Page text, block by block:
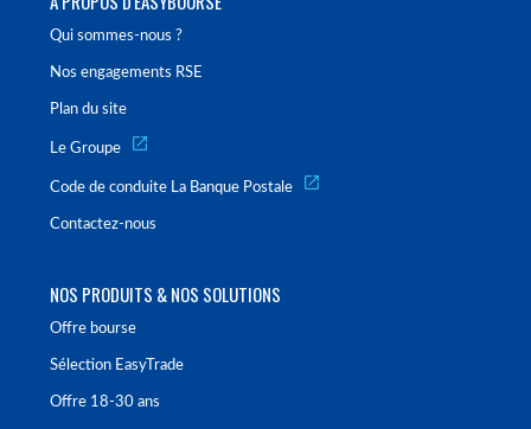
Qui sommes-nous ?
Nos engagements RSE
Plan du site
Le Groupe
Code de conduite La Banque Postale
Contactez-nous
NOS PRODUITS & NOS SOLUTIONS
Offre bourse
Sélection EasyTrade
Offre 18-30 ans